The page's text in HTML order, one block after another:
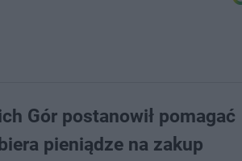
Gór postanowił pomagać
pieniądze na zakup